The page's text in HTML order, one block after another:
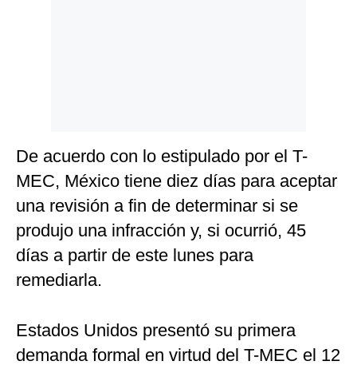
De acuerdo con lo estipulado por el T-
MEC, México tiene diez días para aceptar
una revisión a fin de determinar si se
produjo una infracción y, si ocurrió, 45
días a partir de este lunes para
remediarla.
Estados Unidos presentó su primera
demanda formal en virtud del T-MEC el 12